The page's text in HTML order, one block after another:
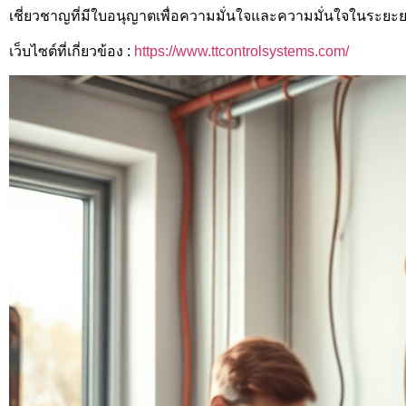
เชี่ยวชาญที่มีใบอนุญาตเพื่อความมั่นใจและความมั่นใจในระยะ
เว็บไซต์ที่เกี่ยวข้อง : https://www.ttcontrolsystems.com/